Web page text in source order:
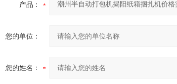
产品：
您的单位：
您的姓名：